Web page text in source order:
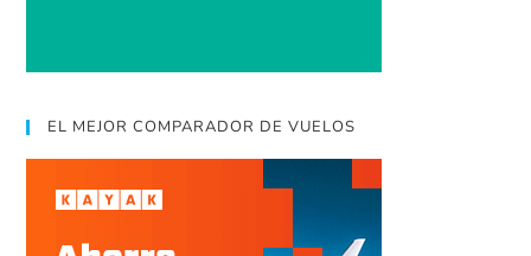
EL MEJOR COMPARADOR DE VUELOS